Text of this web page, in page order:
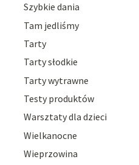
Szybkie dania
Tam jedliśmy
Tarty
Tarty słodkie
Tarty wytrawne
Testy produktów
Warsztaty dla dzieci
Wielkanocne
Wieprzowina